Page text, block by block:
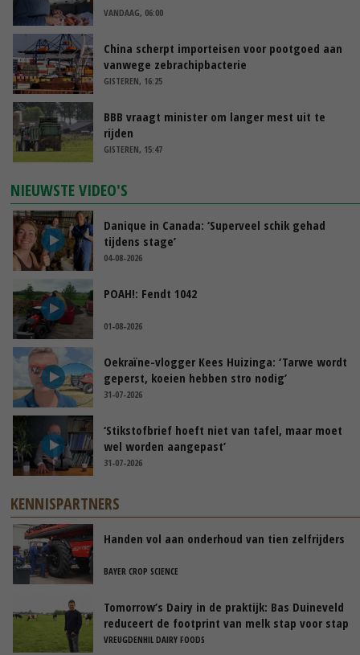
VANDAAG, 06:00
China scherpt importeisen voor pootgoed aan
vanwege zebrachipbacterie
GISTEREN, 16:25
BBB vraagt minister om langer mest uit te
rijden
GISTEREN, 15:47
NIEUWSTE VIDEO'S
Danique in Canada: ‘Superveel schik gehad
tijdens stage’
04-08-2026
POAH!: Fendt 1042
01-08-2026
Oekraïne-vlogger Kees Huizinga: ‘Tarwe wordt
geperst, koeien hebben stro nodig’
31-07-2026
‘Stikstofbrief hoeft niet van tafel, maar moet
wel worden aangepast’
31-07-2026
KENNISPARTNERS
Handen vol aan onderhoud van tien zelfrijders
BAYER CROP SCIENCE
Tomorrow’s Dairy in de praktijk: Bas Duineveld
reduceert de footprint van melk stap voor stap
VREUGDENHIL DAIRY FOODS